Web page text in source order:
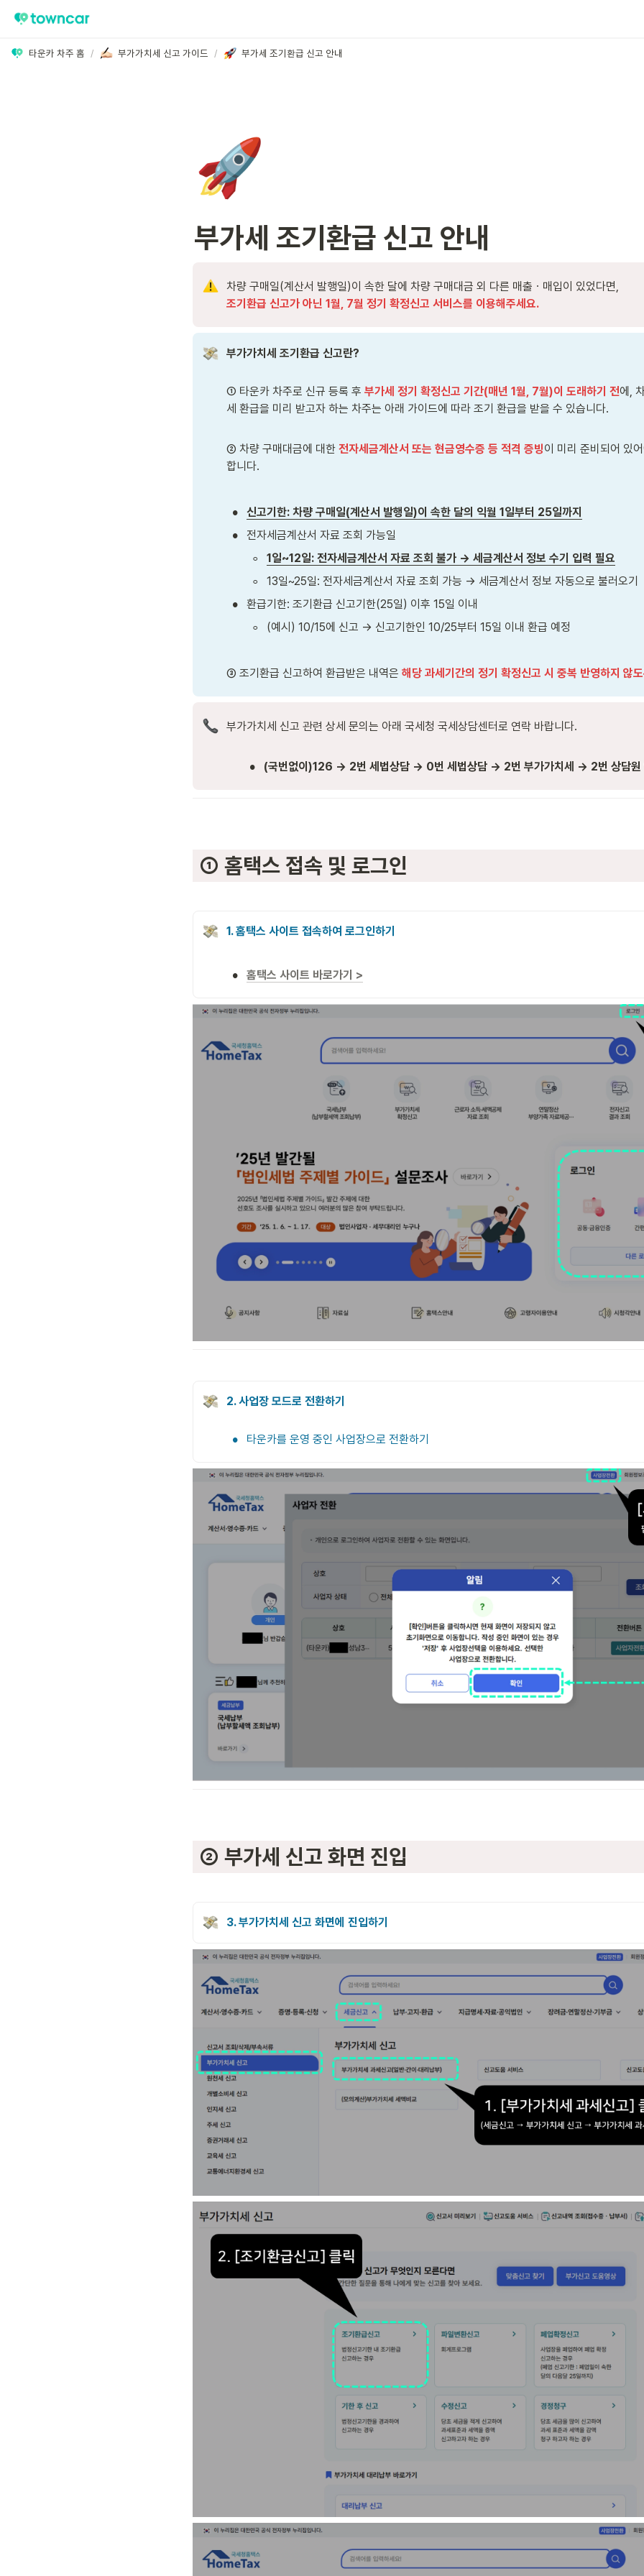
타운카 차주 홈 / 부가가치세 신고 가이드 / 부가세 조기환급 신고 안내
🚀
부가세 조기환급 신고 안내
차량 구매일(계산서 발행일)이 속한 달에
조기환급 신고가 아닌 1월, 7월 정기 확정신고 서비스를 이용해주세요.
부가가치세 조기환급 신고란?
① 타운카 차주로 신규 등록 후 부가세 정기 확정신고 기간(매년 1월, 7월)이 도래하기 전에,
세 환급을 미리 받고자 하는 차주는 아래 가이드에 따라 조기 환급을 받을 수 있습니다.
② 차량 구매대금에 대한 전자세금계산서 또는 현금영수증 등 적격 증빙이 미리 준비되어 있
합니다.
• 신고기한: 차량 구매일(계산서 발행일)이 속한 달의 익월 1일부터 25일까지
• 전자세금계산서 자료 조회 가능일
◦ 1일~12일: 전자세금계산서 자료 조회 불가 → 세금계산서 정보 수기 입력 필요
◦ 13일~25일: 전자세금계산서 자료 조회 가능 → 세금계산서 정보 자동으로 불러오기
• 환급기한: 조기환급 신고기한(25일) 이후 15일 이내
◦ (예시) 10/15에 신고 → 신고기한인 10/25부터 15일 이내 환급 예정
③ 조기환급 신고하여 환급받은 내역은 해당 과세기간의 정기 확정신고 시 중복 반영하지 않도
부가가치세 신고 관련 상세 문의는 아래 국세청 국세상담센터로 연락 바랍니다.
• (국번없이)126 → 2번 세법상담 → 0번 세법상담 → 2번 부가가치세 → 2번 상담원
① 홈택스 접속 및 로그인
1. 홈택스 사이트 접속하여 로그인하기
• 홈택스 사이트 바로가기 >
2. 사업장 모드로 전환하기
• 타운카를 운영 중인 사업장으로 전환하기
② 부가세 신고 화면 진입
3. 부가가치세 신고 화면에 진입하기